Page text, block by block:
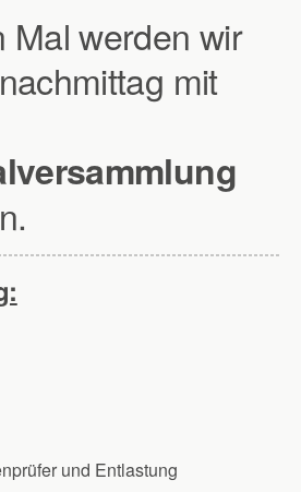
Mal werden wir
mit
und Entlastung